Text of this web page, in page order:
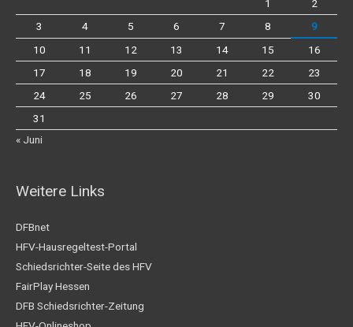
1
2
3
4 5 6 7 8
9
10
11 12 13 14 15
16
17
18 19 20 21 22
23
24
25 26 27 28 29
30
31
« Juni
Weitere Links
DFBnet
HFV-Hausregeltest-Portal
Schiedsrichter-Seite des HFV
FairPlay Hessen
DFB Schiedsrichter-Zeitung